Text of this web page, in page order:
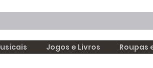
Jogos e Livros Roupas